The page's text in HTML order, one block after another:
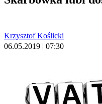
Krzysztof Koślicki
06.05.2019 | 07:30